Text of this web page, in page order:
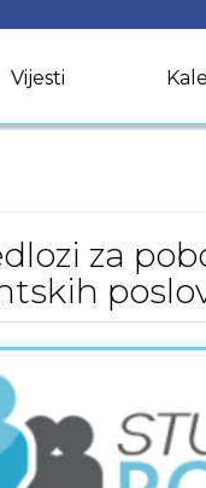
Vijesti
za